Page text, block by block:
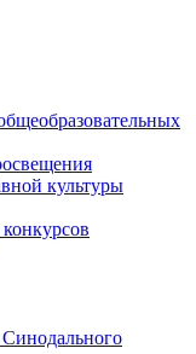
культуры
Синодального